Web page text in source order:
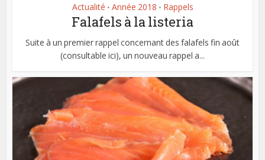
Actualité • Année 2018 • Rappels
Falafels à la listeria
Suite à un premier rappel concernant des falafels fin août
(consultable ici), un nouveau rappel a...